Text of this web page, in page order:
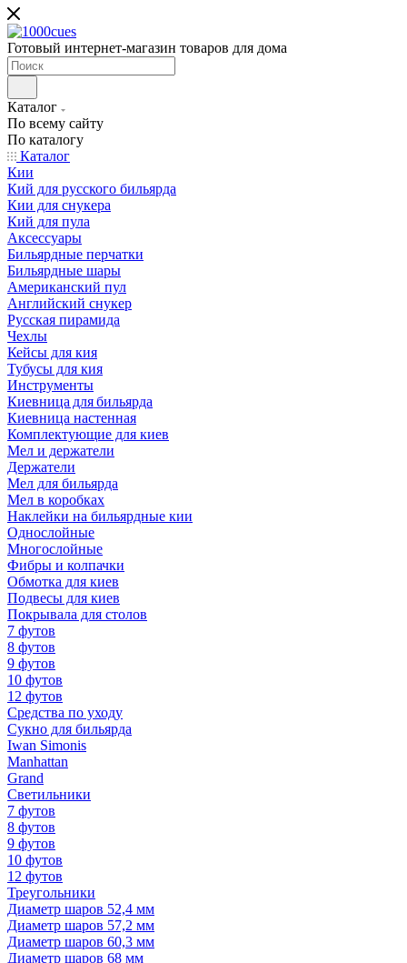
Готовый интернет-магазин товаров для дома
Каталог
По всему сайту
По каталогу
Каталог
Кии
Кий для русского бильярда
Кии для снукера
Кий для пула
Аксессуары
Бильярдные перчатки
Бильярдные шары
Американский пул
Английский снукер
Русская пирамида
Чехлы
Кейсы для кия
Тубусы для кия
Инструменты
Киевница для бильярда
Киевница настенная
Комплектующие для киев
Мел и держатели
Держатели
Мел для бильярда
Мел в коробках
Наклейки на бильярдные кии
Однослойные
Многослойные
Фибры и колпачки
Обмотка для киев
Подвесы для киев
Покрывала для столов
7 футов
8 футов
9 футов
10 футов
12 футов
Средства по уходу
Сукно для бильярда
Iwan Simonis
Manhattan
Grand
Светильники
7 футов
8 футов
9 футов
10 футов
12 футов
Треугольники
Диаметр шаров 52,4 мм
Диаметр шаров 57,2 мм
Диаметр шаров 60,3 мм
Диаметр шаров 68 мм